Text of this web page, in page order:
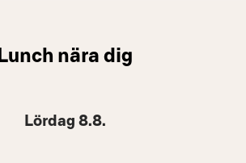
Lunch nära dig
Lördag 8.8.